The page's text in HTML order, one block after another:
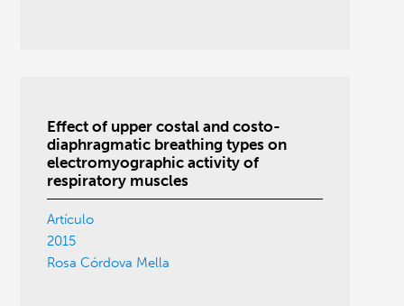
Effect of upper costal and costo-
diaphragmatic breathing types on
electromyographic activity of
respiratory muscles
Artículo
2015
Rosa Córdova Mella